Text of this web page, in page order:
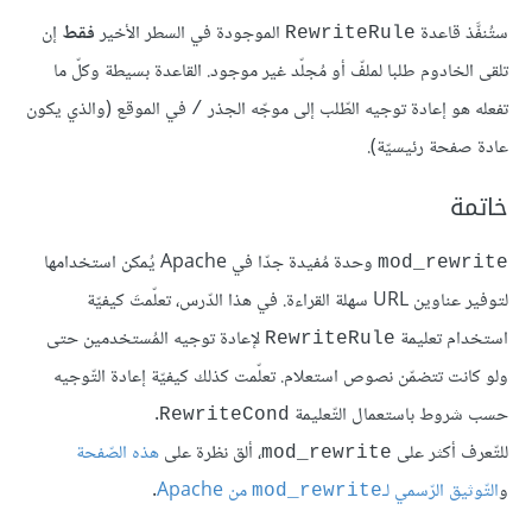
ستُنفَّذ قاعدة RewriteRule الموجودة في السطر الأخيرفقط إن
تلقى الخادوم طلبا لملفّ أو مُجلّد غير موجود. القاعدة بسيطة وكلّ ما
تفعله هو إعادة توجيه الطّلب إلى موجّه الجذر / في الموقع (والذي يكون
عادة صفحة رئيسيّة).
خاتمة
mod_rewrite
وحدة مُفيدة جدّا في Apache يُمكن استخدامها
لتوفير عناوين URL سهلة القراءة. في هذا الدّرس، تعلّمتَ كيفيّة
استخدام تعليمة RewriteRule لإعادة توجيه المُستخدمين حتى
ولو كانت تتضمّن نصوص استعلام. تعلّمت كذلك كيفيّة إعادة التّوجيه
حسب شروط باستعمال التّعليمة RewriteCond
.
للتّعرف أكثر على mod_rewrite، ألق نظرة علىهذه الصّفحة
والتّوثيق الرّسمي لـmod_rewrite من Apache
.